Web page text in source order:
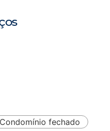
Condomínio fechado